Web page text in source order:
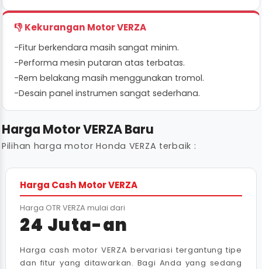
👎 Kekurangan Motor VERZA
-Fitur berkendara masih sangat minim.
-Performa mesin putaran atas terbatas.
-Rem belakang masih menggunakan tromol.
-Desain panel instrumen sangat sederhana.
Harga Motor VERZA Baru
Pilihan harga motor Honda VERZA terbaik :
Harga Cash Motor VERZA
Harga OTR VERZA mulai dari
24 Juta-an
Harga cash motor VERZA bervariasi tergantung tipe
dan fitur yang ditawarkan. Bagi Anda yang sedang